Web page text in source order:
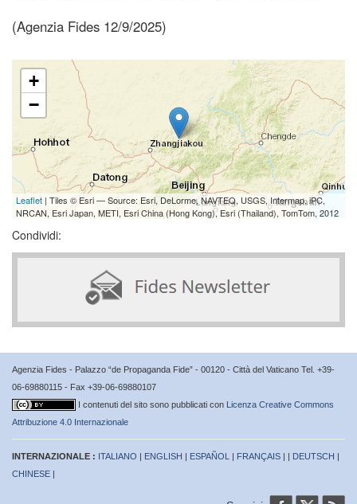
(Agenzia Fides 12/9/2025)
+
−
Leaflet | Tiles © Esri — Source: Esri, DeLorme, NAVTEQ, USGS, Intermap, iPC,
NRCAN, Esri Japan, METI, Esri China (Hong Kong), Esri (Thailand), TomTom, 2012
Condividi:
Agenzia Fides - Palazzo “de Propaganda Fide” - 00120 - Città del Vaticano Tel. +39-
06-69880115 - Fax +39-06-69880107
I contenuti del sito sono pubblicati con Licenza Creative Commons
Attribuzione 4.0 Internazionale
INTERNAZIONALE : ITALIANO | ENGLISH | ESPAÑOL | FRANÇAIS | | DEUTSCH |
CHINESE |